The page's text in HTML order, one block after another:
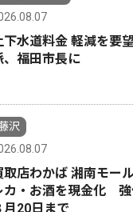
下水道料金 軽減を要
、福田市長に
沢
取店わかば 湘南モー
カ・お酒を現金化 強
月20日まで